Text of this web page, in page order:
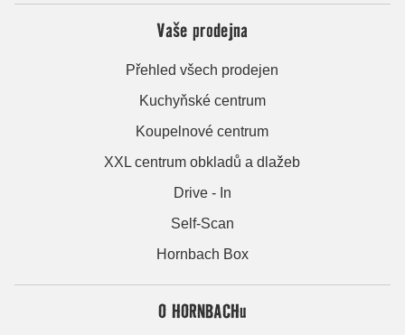
Vaše prodejna
Přehled všech prodejen
Kuchyňské centrum
Koupelnové centrum
XXL centrum obkladů a dlažeb
Drive - In
Self-Scan
Hornbach Box
O HORNBACHu